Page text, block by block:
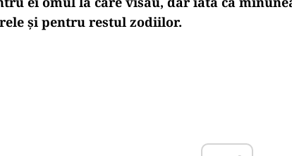
și pentru restul zodiilor.